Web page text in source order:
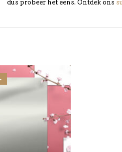
dus probeer het eens. Ontdek ons